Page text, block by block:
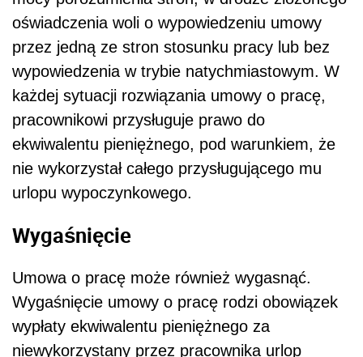
oświadczenia woli o wypowiedzeniu umowy
przez jedną ze stron stosunku pracy lub bez
wypowiedzenia w trybie natychmiastowym. W
każdej sytuacji rozwiązania umowy o pracę,
pracownikowi przysługuje prawo do
ekwiwalentu pieniężnego, pod warunkiem, że
nie wykorzystał całego przysługującego mu
urlopu wypoczynkowego.
Wygaśnięcie
Umowa o pracę może również wygasnąć.
Wygaśnięcie umowy o pracę rodzi obowiązek
wypłaty ekwiwalentu pieniężnego za
niewykorzystany przez pracownika urlop